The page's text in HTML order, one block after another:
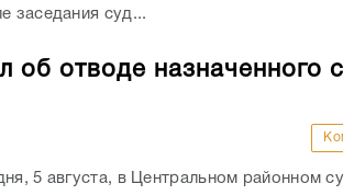
заседания суд...
об отводе назначенного
5 августа, в Центральном районном